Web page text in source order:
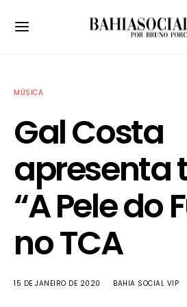
MÚSICA
Gal Costa
apresenta
“A Pele do
no TCA
15 DE JANEIRO DE 2020 BAHIA SOCIAL VIP